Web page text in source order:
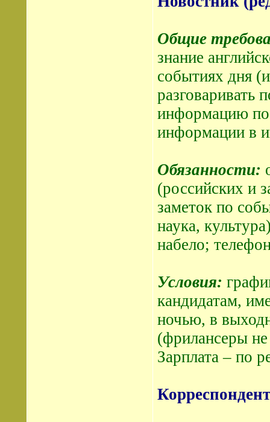
Общие
знание
событиях дня
разговаривать
информацию по
информации в
Обязанности:
(российских и
заметок по
наука,
набело;
Условия:
кандидатам,
ночью, в
(фрилансеры
Зарплата – по